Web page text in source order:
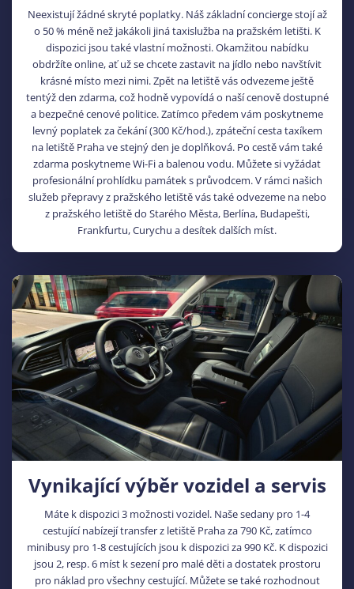
Neexistují žádné skryté poplatky. Náš základní concierge stojí až
o 50 % méně než jakákoli jiná taxislužba na pražském letišti. K
dispozici jsou také vlastní možnosti. Okamžitou nabídku
obdržíte online, ať už se chcete zastavit na jídlo nebo navštívit
krásné místo mezi nimi. Zpět na letiště vás odvezeme ještě
tentýž den zdarma, což hodně vypovídá o naší cenově dostupné
a bezpečné cenové politice. Zatímco předem vám poskytneme
levný poplatek za čekání (300 Kč/hod.), zpáteční cesta taxíkem
na letiště Praha ve stejný den je doplňková. Po cestě vám také
zdarma poskytneme Wi-Fi a balenou vodu. Můžete si vyžádat
profesionální prohlídku památek s průvodcem. V rámci našich
služeb přepravy z pražského letiště vás také odvezeme na nebo
z pražského letiště do Starého Města, Berlína, Budapešti,
Frankfurtu, Curychu a desítek dalších míst.
Vynikající výběr vozidel a servis
Máte k dispozici 3 možnosti vozidel. Naše sedany pro 1-4
cestující nabízejí transfer z letiště Praha za 790 Kč, zatímco
minibusy pro 1-8 cestujících jsou k dispozici za 990 Kč. K dispozici
jsou 2, resp. 6 míst k sezení pro malé děti a dostatek prostoru
pro náklad pro všechny cestující. Můžete se také rozhodnout